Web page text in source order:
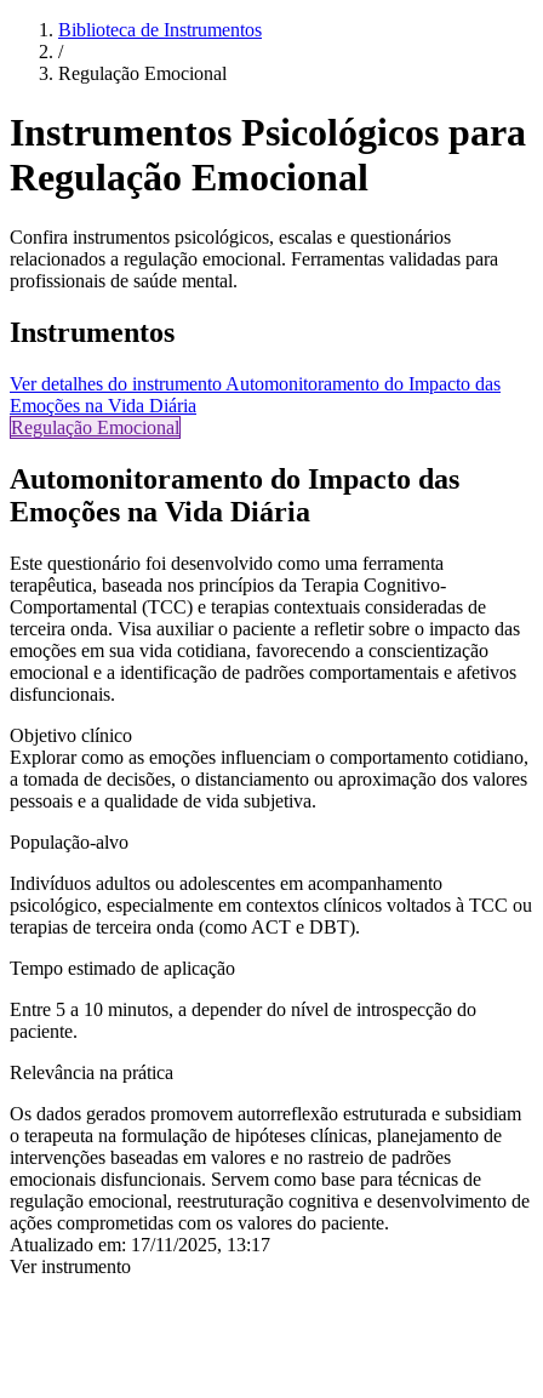
Biblioteca de Instrumentos
/
Regulação Emocional
Instrumentos Psicológicos para
Regulação Emocional
Confira instrumentos psicológicos, escalas e questionários
relacionados a regulação emocional. Ferramentas validadas para
profissionais de saúde mental.
Instrumentos
Ver detalhes do instrumento Automonitoramento do Impacto das
Emoções na Vida Diária
Regulação Emocional
Automonitoramento do Impacto das
Emoções na Vida Diária
Este questionário foi desenvolvido como uma ferramenta
terapêutica, baseada nos princípios da Terapia Cognitivo-
Comportamental (TCC) e terapias contextuais consideradas de
terceira onda. Visa auxiliar o paciente a refletir sobre o impacto das
emoções em sua vida cotidiana, favorecendo a conscientização
emocional e a identificação de padrões comportamentais e afetivos
disfuncionais.
Objetivo clínico
Explorar como as emoções influenciam o comportamento cotidiano,
a tomada de decisões, o distanciamento ou aproximação dos valores
pessoais e a qualidade de vida subjetiva.
População-alvo
Indivíduos adultos ou adolescentes em acompanhamento
psicológico, especialmente em contextos clínicos voltados à TCC ou
terapias de terceira onda (como ACT e DBT).
Tempo estimado de aplicação
Entre 5 a 10 minutos, a depender do nível de introspecção do
paciente.
Relevância na prática
Os dados gerados promovem autorreflexão estruturada e subsidiam
o terapeuta na formulação de hipóteses clínicas, planejamento de
intervenções baseadas em valores e no rastreio de padrões
emocionais disfuncionais. Servem como base para técnicas de
regulação emocional, reestruturação cognitiva e desenvolvimento de
ações comprometidas com os valores do paciente.
Atualizado em: 17/11/2025, 13:17
Ver instrumento